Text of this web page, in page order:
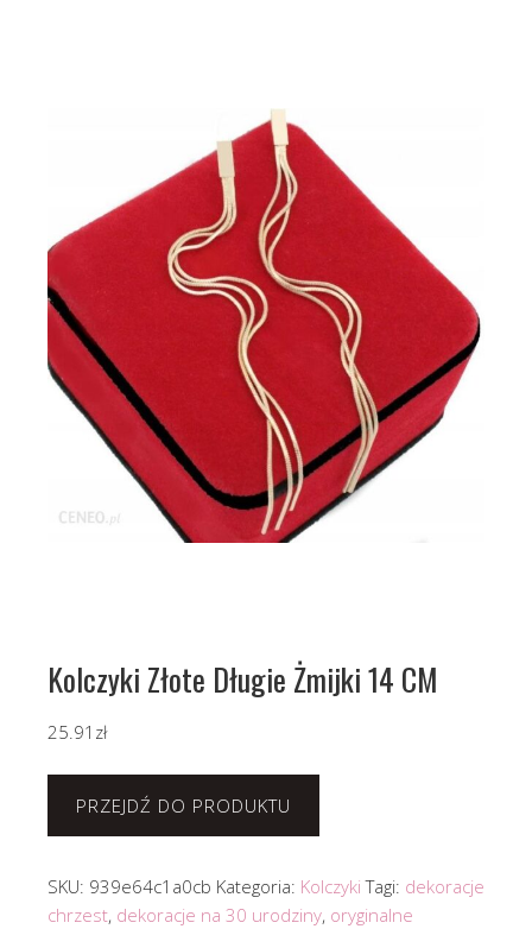
Kolczyki Złote Długie Żmijki 14 CM
25.91 zł
PRZEJDŹ DO PRODUKTU
SKU: 939e64c1a0cb Kategoria: Kolczyki Tagi: dekoracje
chrzest, dekoracje na 30 urodziny, oryginalne